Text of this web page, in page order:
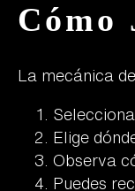
Cómo
La mecánica
Elige
Observa
Puedes